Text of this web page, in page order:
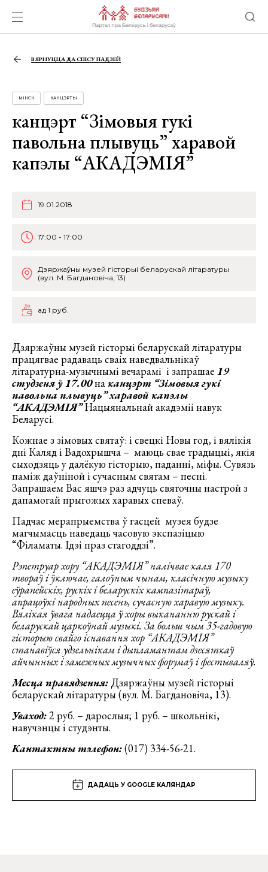
ВЯРНУЦЦА ДА СПІСУ ПАДЗЕЙ
МІНСК КАНЦЭРТЫ
канцэрт “Зімовыя гукі
павольна плывуць” харавой
капэлы “АКАДЭМІЯ”
19.01.2018
17:00 - 17:00
Дзяржаўны музей гісторыі беларускай літаратуры
(вул. М. Багдановіча, 13)
ад 1 руб.
Дзяржаўны музей гісторыі беларускай літаратуры
працягвае радаваць сваіх наведвальнікаў
літаратурна-музычнымі вечарамі і запрашае 19
студзеня ў 17.00на канцэрт “Зімовыягукі
павольна плывуць”харавой капэлы
“АКАДЭМІЯ”Нацыянальнай акадэміі навук
Беларусі.
Кожнае з зімовых святаў: і свецкі Новы год, і вялікія
дні Каляд і Вадохрышча – маюць свае традыцыі, якія
сыходзяць у далёкую гісторыю, паданні, міфы. Сувязь
паміж даўніной і сучасным святам – песні.
Запрашаем Вас яшчэ раз адчуць святочны настрой з
дапамогай прыгожых харавых спеваў.
Падчас мерапрыемства ў гасцей музея будзе
магчымасць наведаць часовую экспазіцыю
“Філаматы. Ідэі праз стагоддзі”.
Рэпетруар хору “АКАДЭМІЯ” налічвае каля 170
твораў і ўключае, галоўным чынам, класічную музыку
еўрапейскіх, рускіх і беларускіх кампазітараў,
апрацоўкі народных песень, сучасную харавую музыку.
Вялікая ўвага надаецца ў хоры выкананню рускай і
беларускай царкоўнай музыкі. За больш чым 35-гадовую
гісторыю свайго існавання хор “АКАДЭМІЯ”
станавіўся удзельнікам і дыпламантам дзесяткаў
айчынных і замежных музычных форумаў і фестываляў.
Месца правядзення: Дзяржаўны музей гісторыі
беларускай літаратуры (вул. М. Багдановіча, 13).
Уваход:2 руб. – дарослыя; 1 руб. – школьнікі,
навучэнцы і студэнты.
Кантактны тэлефон:(017) 334-56-21.
ДАДАЦЬ У GOOGLE КАЛЯНДАР